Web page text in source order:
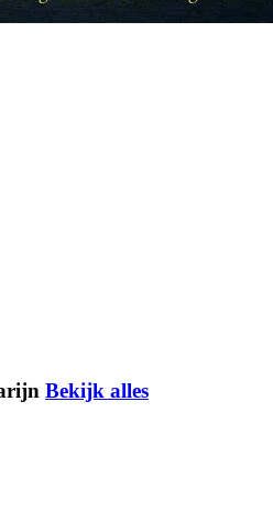
Bekijk alles